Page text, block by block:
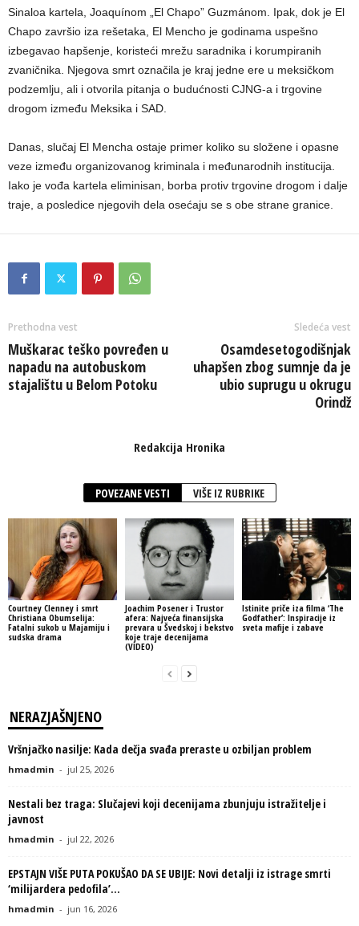
Sinaloa kartela, Joaquínom „El Chapo” Guzmánom. Ipak, dok je El
Chapo završio iza rešetaka, El Mencho je godinama uspešno
izbegavao hapšenje, koristeći mrežu saradnika i korumpiranih
zvaničnika. Njegova smrt označila je kraj jedne ere u meksičkom
podzemlju, ali i otvorila pitanja o budućnosti CJNG-a i trgovine
drogom između Meksika i SAD.
Danas, slučaj El Mencha ostaje primer koliko su složene i opasne
veze između organizovanog kriminala i međunarodnih institucija.
Iako je vođa kartela eliminisan, borba protiv trgovine drogom i dalje
traje, a posledice njegovih dela osećaju se s obe strane granice.
Prethodna vest
Muškarac teško povređen u
napadu na autobuskom
stajalištu u Belom Potoku
Sledeća vest
Osamdesetogodišnjak
uhapšen zbog sumnje da je
ubio suprugu u okrugu
Orindž
Redakcija Hronika
POVEZANE VESTI VIŠE IZ RUBRIKE
Courtney Clenney i smrt
Christiana Obumselija:
Fatalni sukob u Majamiju i
sudska drama
Joachim Posener i Trustor
afera: Najveća finansijska
prevara u Švedskoj i bekstvo
koje traje decenijama
(VIDEO)
Istinite priče iza filma ‘The
Godfather’: Inspiracije iz
sveta mafije i zabave
NERAZJAŠNJENO
Vršnjačko nasilje: Kada dečja svađa preraste u ozbiljan problem
hmadmin - jul 25, 2026
Nestali bez traga: Slučajevi koji decenijama zbunjuju istražitelje i
javnost
hmadmin - jul 22, 2026
EPSTAJN VIŠE PUTA POKUŠAO DA SE UBIJE: Novi detalji iz istrage smrti
‘milijardera pedofila’...
hmadmin - jun 16, 2026